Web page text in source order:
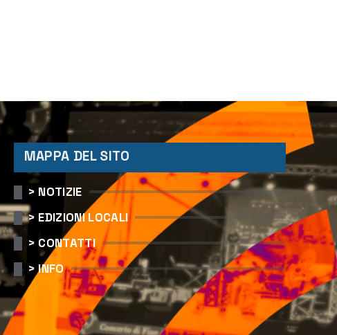
MAPPA DEL SITO
> NOTIZIE
> EDIZIONI LOCALI
> CONTATTI
> INFO